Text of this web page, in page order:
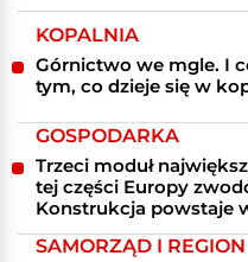
KOPALNIA
Górnictwo we mgle. I
tym, co dzieje się w
GOSPODARKA
Trzeci moduł
tej części Europy
Konstrukcja powstaje
SAMORZĄD I REGION